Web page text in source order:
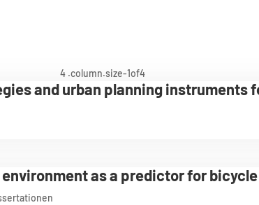
and urban planning instruments
as a predictor for